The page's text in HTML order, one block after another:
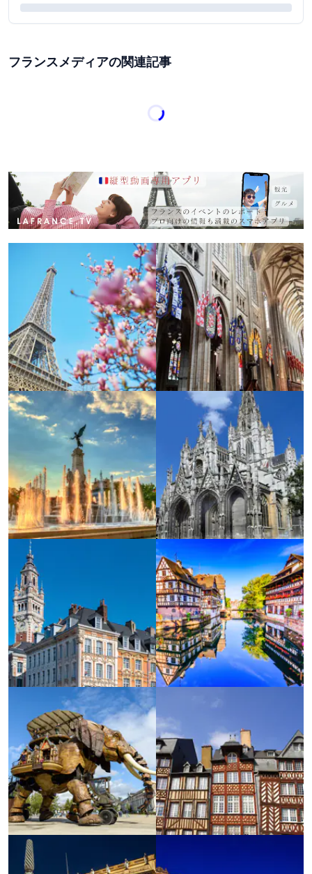
フランスメディアの関連記事